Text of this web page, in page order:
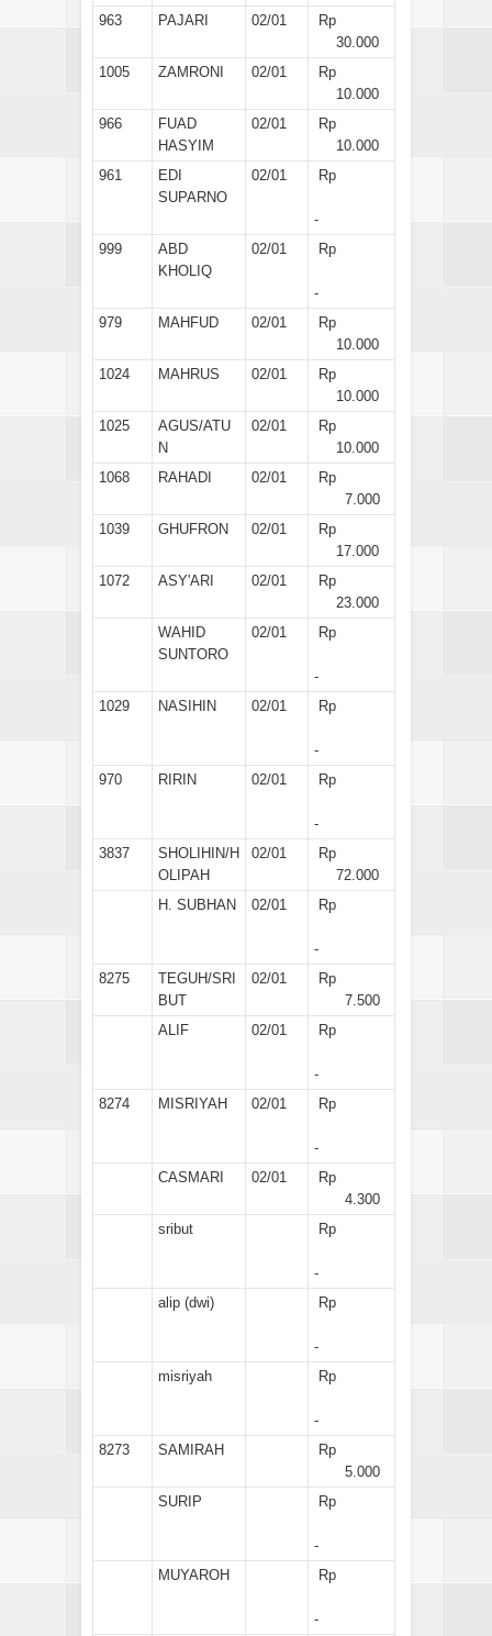
963
PAJARI 02/01
Rp
30.000
1005
ZAMRONI 02/01
Rp
10.000
966
FUAD
HASYIM
02/01
Rp
10.000
961
EDI
SUPARNO
02/01 Rp
-
999
ABD
KHOLIQ
02/01 Rp
-
979
MAHFUD 02/01
Rp
10.000
1024
MAHRUS 02/01
Rp
10.000
1025
AGUS/ATU
N
02/01
Rp
10.000
1068
RAHADI 02/01
Rp
7.000
1039
GHUFRON 02/01
Rp
17.000
1072
ASY'ARI 02/01
Rp
23.000
WAHID
SUNTORO
02/01 Rp
-
1029
NASIHIN 02/01 Rp
-
970
RIRIN 02/01 Rp
-
3837
SHOLIHIN/H
OLIPAH
02/01
Rp
72.000
H. SUBHAN
02/01 Rp
-
8275
TEGUH/SRI
BUT
02/01
Rp
7.500
ALIF
02/01 Rp
-
8274
MISRIYAH 02/01 Rp
-
CASMARI
02/01
Rp
4.300
sribut
Rp
-
alip (dwi)
Rp
-
misriyah
Rp
-
8273
SAMIRAH
Rp
5.000
SURIP
Rp
-
MUYAROH
Rp
-